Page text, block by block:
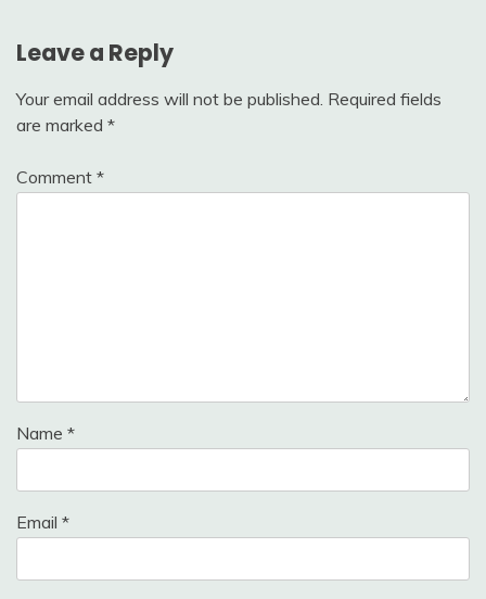
Leave a Reply
Your email address will not be published. Required fields
are marked *
Comment *
Name *
Email *